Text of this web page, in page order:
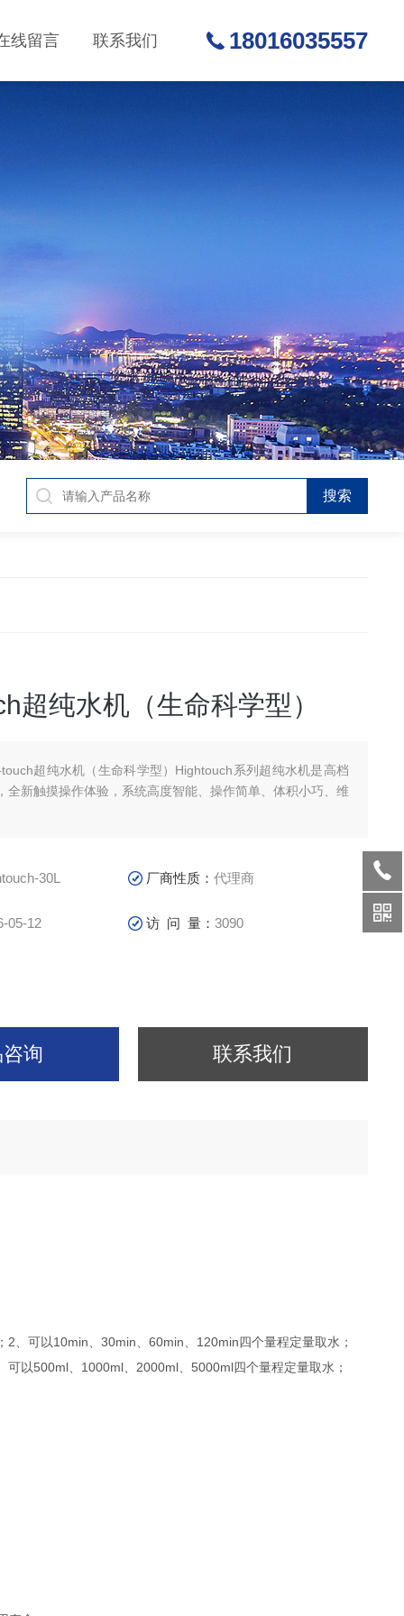
线留言 联系我们 18016035557
超纯水机（生命科学型）
超纯水机（生命科学型）Hightouch系列超纯水机是高档
全新触摸操作体验，系统高度智能、操作简单、体积小巧、维
30L 厂商性质：代理商
05-12 访 问 量：3090
询 联系我们
、可以10min、30min、60min、120min四个量程定量取水；
以500ml、1000ml、2000ml、5000ml四个量程定量取水；